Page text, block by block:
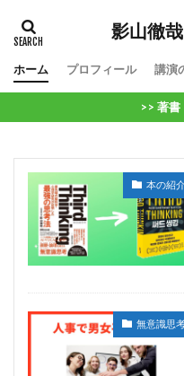
影山徹
ホーム プロフィール 講演
>> 著
本の紹
無意識思